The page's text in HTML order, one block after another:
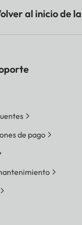
al inicio de
de pago